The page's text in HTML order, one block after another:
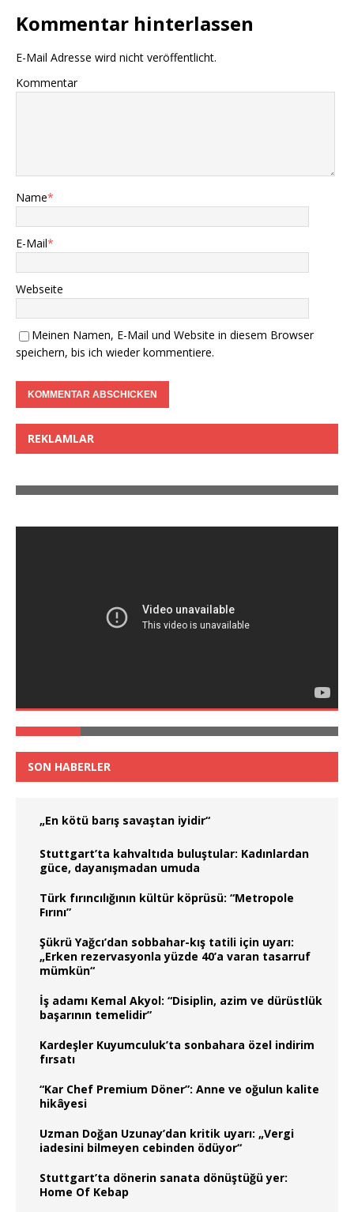
Kommentar hinterlassen
E-Mail Adresse wird nicht veröffentlicht.
Kommentar
Name*
E-Mail*
Webseite
Meinen Namen, E-Mail und Website in diesem Browser
speichern, bis ich wieder kommentiere.
REKLAMLAR
SON HABERLER
„En kötü barış savaştan iyidir“
Stuttgart’ta kahvaltıda buluştular: Kadınlardan
güce, dayanışmadan umuda
Türk fırıncılığının kültür köprüsü: “Metropole
Fırını”
Şükrü Yağcı’dan sobbahar-kış tatili için uyarı:
„Erken rezervasyonla yüzde 40’a varan tasarruf
mümkün“
İş adamı Kemal Akyol: “Disiplin, azim ve dürüstlük
başarının temelidir”
Kardeşler Kuyumculuk’ta sonbahara özel indirim
fırsatı
“Kar Chef Premium Döner”: Anne ve oğulun kalite
hikâyesi
Uzman Doğan Uzunay’dan kritik uyarı: „Vergi
iadesini bilmeyen cebinden ödüyor“
Stuttgart’ta dönerin sanata dönüştüğü yer:
Home Of Kebap